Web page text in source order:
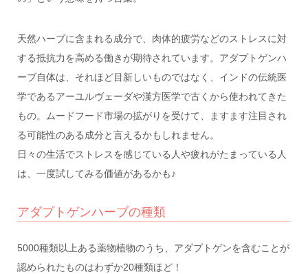
天然ハーブに含まれる成分で、肉体的疲労などのストレスに対
する抵抗力を高める働きが期待されています。アダプトゲンハ
ーブ自体は、それほど目新しいものではなく、インドの伝統医
学であるアーユルヴェーダや漢方医学で古くから使われてきた
もの。ムードフード市場の拡がりを受けて、ますます注目され
る可能性のある成分と言えるかもしれません。
日々の生活でストレスを感じている人や疲れがたまっている人
は、一度試してみる価値があるかも♪
アダプトゲンハーブの種類
5000種類以上ある薬物植物のうち、アダプトゲンを含むことが
認められたものはわずか20種類ほど！